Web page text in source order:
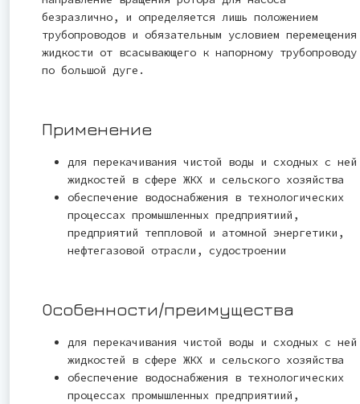
безразлично, и определяется лишь положением
трубопроводов и обязательным условием перемещения
жидкости от всасывающего к напорному трубопроводу
по большой дуге.
Применение
для перекачивания чистой воды и сходных с ней
жидкостей в сфере ЖКХ и сельского хозяйства
обеспечение водоснабжения в технологических
процессах промышленных предприятиий,
предприятий теппловой и атомной энергетики,
нефтегазовой отрасли, судостроении
Особенности/преимущества
для перекачивания чистой воды и сходных с ней
жидкостей в сфере ЖКХ и сельского хозяйства
обеспечение водоснабжения в технологических
процессах промышленных предприятиий,